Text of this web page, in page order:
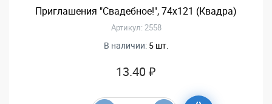
Приглашения "Свадебное!", 74х121 (Квадра)
Артикул: 2558
В наличии: 5 шт.
13.40 ₽